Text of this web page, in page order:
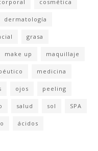
cosmética
dermatología
grasa
make up maquillaje
medicina
ojos peeling
salud sol SPA
ácidos